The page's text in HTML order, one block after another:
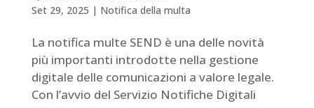
Set 29, 2025 | Notifica della multa
La notifica multe SEND è una delle novità
più importanti introdotte nella gestione
digitale delle comunicazioni a valore legale.
Con l’avvio del Servizio Notifiche Digitali